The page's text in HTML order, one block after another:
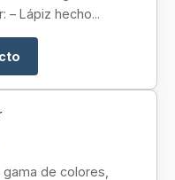
– Lápiz hecho...
de colores,